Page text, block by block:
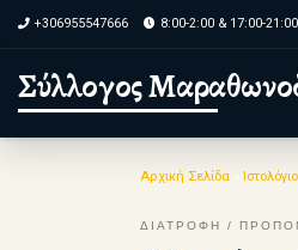
Skip to content
+306955547666 8:00-2:00 & 17:00-21:00
Σύλλογος
Αρχική Σελίδα Ιστολόγιο
ΔΙΑΤΡΟΦΗ